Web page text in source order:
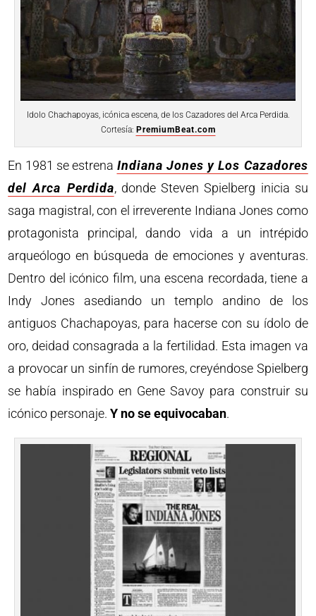
Idolo Chachapoyas, icónica escena, de los Cazadores del Arca Perdida.
Cortesía: PremiumBeat.com
En 1981 se estrena Indiana Jones y Los Cazadores
del Arca Perdida, donde Steven Spielberg inicia su
saga magistral, con el irreverente Indiana Jones como
protagonista principal, dando vida a un intrépido
arqueólogo en búsqueda de emociones y aventuras.
Dentro del icónico film, una escena recordada, tiene a
Indy Jones asediando un templo andino de los
antiguos Chachapoyas, para hacerse con su ídolo de
oro, deidad consagrada a la fertilidad. Esta imagen va
a provocar un sinfín de rumores, creyéndose Spielberg
se había inspirado en Gene Savoy para construir su
icónico personaje.Y no se equivocaban.